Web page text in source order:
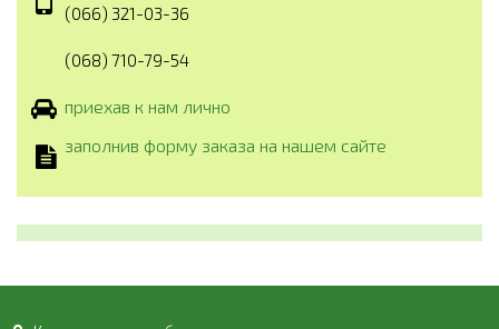
(066) 321-03-36
(068) 710-79-54
приехав к нам лично
заполнив форму заказа на нашем сайте